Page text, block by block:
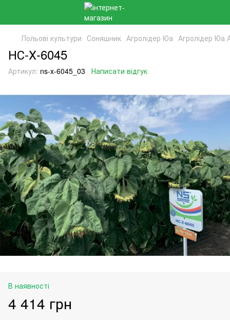
Польові культури Соняшник Агролідер Юа Агролідер Юа
НС-Х-6045
Артикул: ns-х-6045_03 Написати відгук
В наявності
4 414 грн